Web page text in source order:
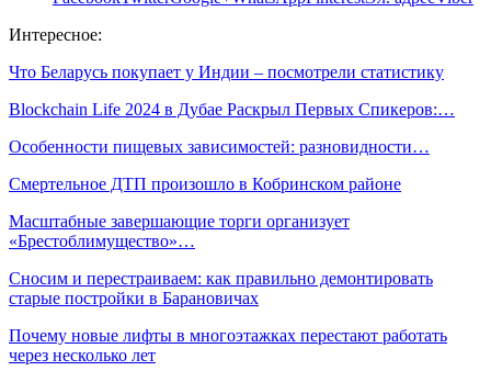
Интересное:
Что Беларусь покупает у Индии – посмотрели статистику
Blockchain Life 2024 в Дубае Раскрыл Первых Спикеров:…
Особенности пищевых зависимостей: разновидности…
Смертельное ДТП произошло в Кобринском районе
Масштабные завершающие торги организует
«Брестоблимущество»…
Сносим и перестраиваем: как правильно демонтировать
старые постройки в Барановичах
Почему новые лифты в многоэтажках перестают работать
через несколько лет